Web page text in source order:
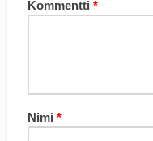
Kommentti *
Nimi *